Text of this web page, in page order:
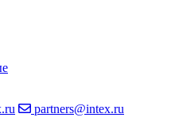
partners@intex.ru